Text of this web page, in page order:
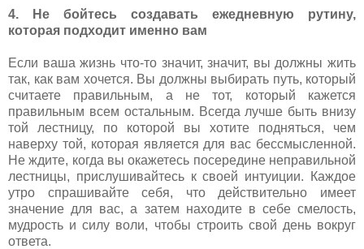
4. Не бойтесь создавать ежедневную рутину,
которая подходит именно вам
Если ваша жизнь что-то значит, значит, вы должны жить
так, как вам хочется. Вы должны выбирать путь, который
считаете правильным, а не тот, который кажется
правильным всем остальным. Всегда лучше быть внизу
той лестницу, по которой вы хотите подняться, чем
наверху той, которая является для вас бессмысленной.
Не ждите, когда вы окажетесь посередине неправильной
лестницы, прислушивайтесь к своей интуиции. Каждое
утро спрашивайте себя, что действительно имеет
значение для вас, а затем находите в себе смелость,
мудрость и силу воли, чтобы строить свой день вокруг
ответа.